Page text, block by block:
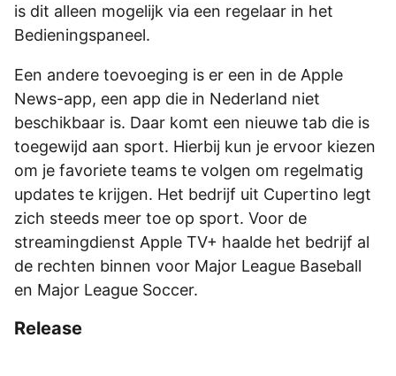
is dit alleen mogelijk via een regelaar in het
Bedieningspaneel.
Een andere toevoeging is er een in de Apple
News-app, een app die in Nederland niet
beschikbaar is. Daar komt een nieuwe tab die is
toegewijd aan sport. Hierbij kun je ervoor kiezen
om je favoriete teams te volgen om regelmatig
updates te krijgen. Het bedrijf uit Cupertino legt
zich steeds meer toe op sport. Voor de
streamingdienst Apple TV+ haalde het bedrijf al
de rechten binnen voor Major League Baseball
en Major League Soccer.
Release